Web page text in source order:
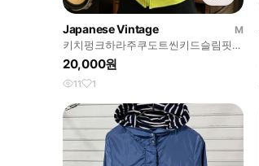
Japanese Vintage
M
키치펑크하라주쿠도트씬키드슬림핏
후드 베스트
20,000원
11 1